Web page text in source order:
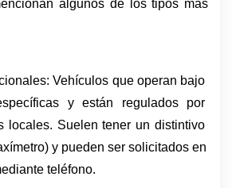
algunos de los tipos más
Vehículos que operan bajo
y están regulados por
locales. Suelen tener un distintivo
y pueden ser solicitados en
teléfono.